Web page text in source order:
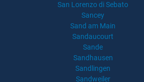
San Lorenzo di Sebato
Sancey
Sand am Main
Sandaucourt
Sande
Sandhausen
Sandlingen
Sandweiler